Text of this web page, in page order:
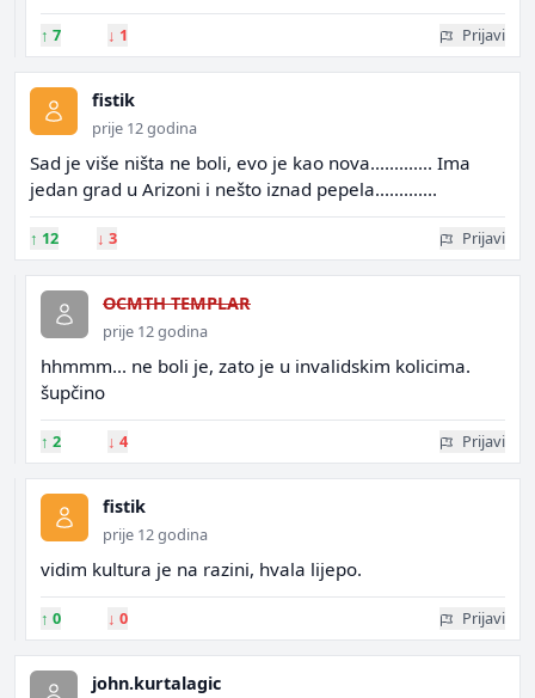
↑ 7 ↓ 1 Prijavi
fistik
prije 12 godina
Sad je više ništa ne boli, evo je kao nova............. Ima
jedan grad u Arizoni i nešto iznad pepela.............
↑ 12 ↓ 3 Prijavi
OCMTH TEMPLAR
prije 12 godina
hhmmm... ne boli je, zato je u invalidskim kolicima.
šupčino
↑ 2 ↓ 4 Prijavi
fistik
prije 12 godina
vidim kultura je na razini, hvala lijepo.
↑ 0 ↓ 0 Prijavi
john.kurtalagic